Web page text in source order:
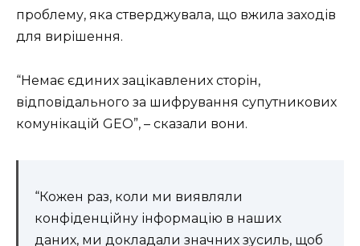
проблему, яка стверджувала, що вжила заходів
для вирішення.
“Немає єдиних зацікавлених сторін,
відповідального за шифрування супутникових
комунікацій GEO”, – сказали вони.
“Кожен раз, коли ми виявляли
конфіденційну інформацію в наших
даних, ми докладали значних зусиль, щоб